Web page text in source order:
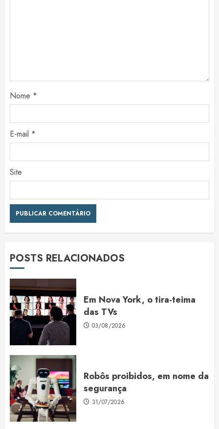
Nome *
E-mail *
Site
POSTS RELACIONADOS
Em Nova York, o tira-teima
das TVs
03/08/2026
Robôs proibidos, em nome da
segurança
31/07/2026